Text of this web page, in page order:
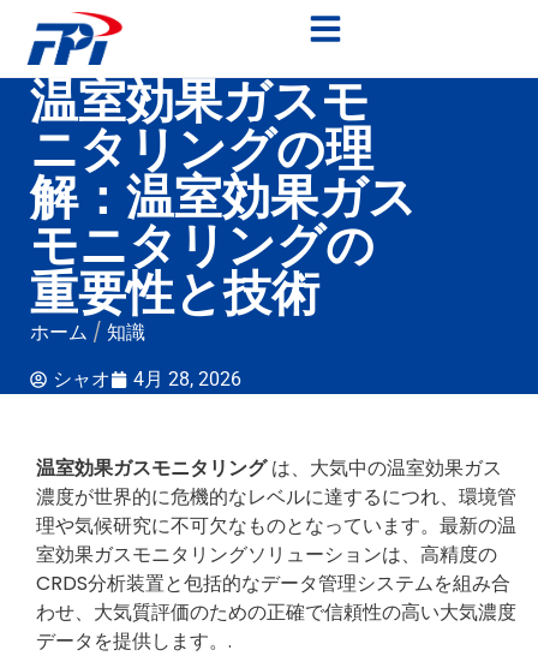
温室効果ガスモ
ニタリングの理
解：温室効果ガス
モニタリングの
重要性と技術
ホーム / 知識
シャオ 4月 28, 2026
温室効果ガスモニタリングは、大気中の温室効果ガス
濃度が世界的に危機的なレベルに達するにつれ、環境管
理や気候研究に不可欠なものとなっています。最新の温
室効果ガスモニタリングソリューションは、高精度の
CRDS分析装置と包括的なデータ管理システムを組み合
わせ、大気質評価のための正確で信頼性の高い大気濃度
データを提供します。.